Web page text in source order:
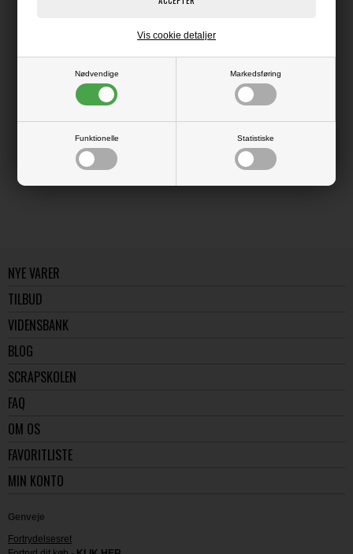
Nødvendige Markedsføring
Funktionelle Statistiske
Vis cookie detaljer
LÆS OG BLIV INSPIRERET
NYE VARER
TILBUD
VIDENSBANK
BLOG
SCRAPSKOLEN
FAQ
OM OS
FAVORITLISTE
MIN KONTO
Genveje
Fortrydelsesret